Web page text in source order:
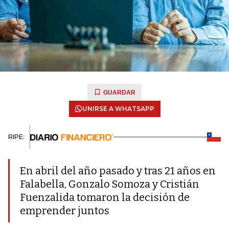
GUARDAR
UNIRSE A WHATSAPP
RIPE:
En abril del año pasado y tras 21 años en
Falabella, Gonzalo Somoza y Cristián
Fuenzalida tomaron la decisión de
emprender juntos